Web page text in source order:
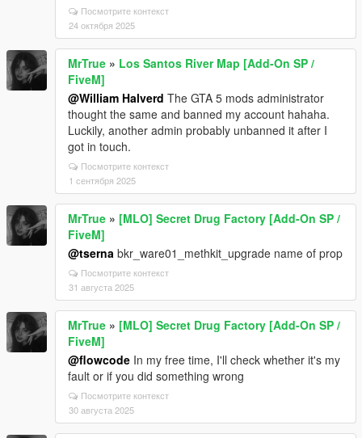
Посмотрите контекст
24 октября 2025
MrTrue » Los Santos River Map [Add-On SP /
FiveM]
@William Halverd The GTA 5 mods administrator
thought the same and banned my account hahaha.
Luckily, another admin probably unbanned it after I
got in touch.
Посмотрите контекст
1 сентября 2025
MrTrue » [MLO] Secret Drug Factory [Add-On SP /
FiveM]
@tserna bkr_ware01_methkit_upgrade name of prop
Посмотрите контекст
31 августа 2025
MrTrue » [MLO] Secret Drug Factory [Add-On SP /
FiveM]
@flowcode In my free time, I'll check whether it's my
fault or if you did something wrong
Посмотрите контекст
30 августа 2025